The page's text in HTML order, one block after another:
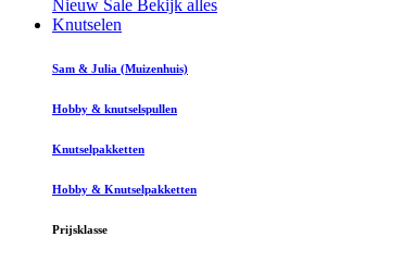
Nieuw Sale Bekijk alles
Knutselen
Sam & Julia (Muizenhuis)
Hobby & knutselspullen
Knutselpakketten
Hobby & Knutselpakketten
Prijsklasse